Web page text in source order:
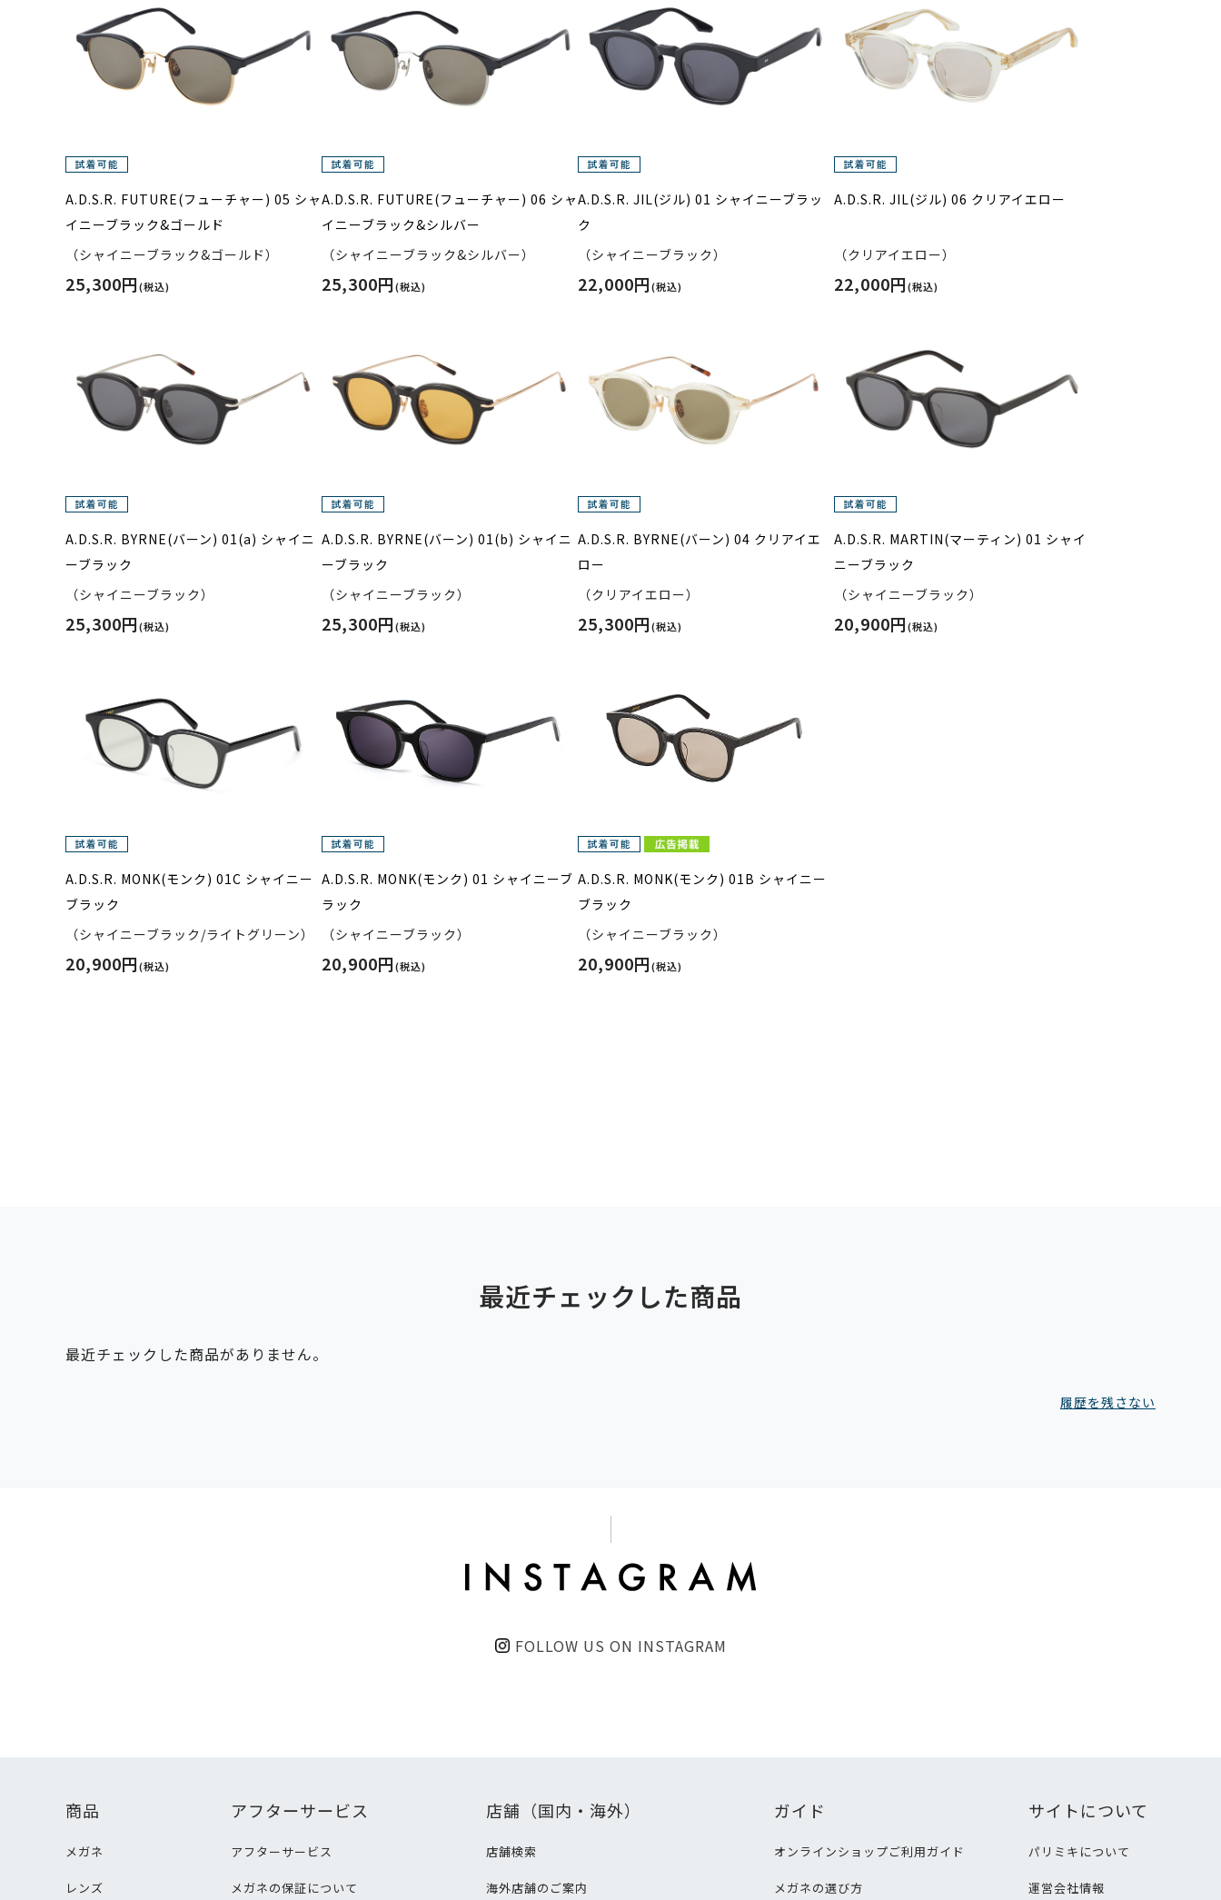
A.D.S.R. FUTURE(フューチャー) 05 シャ
イニーブラック&ゴールド
（シャイニーブラック&ゴールド）
25,300円(税込)
A.D.S.R. FUTURE(フューチャー) 06 シャ
イニーブラック&シルバー
（シャイニーブラック&シルバー）
25,300円(税込)
A.D.S.R. JIL(ジル) 01 シャイニーブラッ
ク
（シャイニーブラック）
22,000円(税込)
A.D.S.R. JIL(ジル) 06 クリアイエロー
（クリアイエロー）
22,000円(税込)
A.D.S.R. BYRNE(バーン) 01(a) シャイニ
ーブラック
（シャイニーブラック）
25,300円(税込)
A.D.S.R. BYRNE(バーン) 01(b) シャイニ
ーブラック
（シャイニーブラック）
25,300円(税込)
A.D.S.R. BYRNE(バーン) 04 クリアイエ
ロー
（クリアイエロー）
25,300円(税込)
A.D.S.R. MARTIN(マーティン) 01 シャイ
ニーブラック
（シャイニーブラック）
20,900円(税込)
A.D.S.R. MONK(モンク) 01C シャイニー
ブラック
（シャイニーブラック/ライトグリーン）
20,900円(税込)
A.D.S.R. MONK(モンク) 01 シャイニーブ
ラック
（シャイニーブラック）
20,900円(税込)
A.D.S.R. MONK(モンク) 01B シャイニー
ブラック
（シャイニーブラック）
20,900円(税込)
最近チェックした商品
最近チェックした商品がありません。
履歴を残さない
FOLLOW US ON INSTAGRAM
商品
メガネ
レンズ
アフターサービス
アフターサービス
メガネの保証について
店舗（国内・海外）
店舗検索
海外店舗のご案内
ガイド
オンラインショップご利用ガイド
メガネの選び方
サイトについて
パリミキについて
運営会社情報